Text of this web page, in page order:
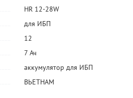
HR 12-28W
для ИБП
12
7 Ач
аккумулятор для ИБП
ВЬЕТНАМ